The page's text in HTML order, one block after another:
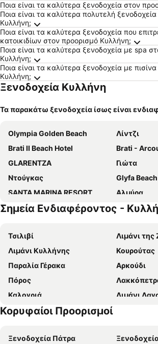
Ποια είναι τα καλύτερα ξενοδοχεία στον
Ποια είναι τα καλύτερα πολυτελή
Κυλλήνη;
Ποια είναι τα καλύτερα ξενοδοχεία που
κατοικιδίων στον προορισμό Κυλλήνη;
Ποια είναι τα καλύτερα ξενοδοχεία με spa
Κυλλήνη;
Ποια είναι τα καλύτερα ξενοδοχεία με
Κυλλήνη;
Ξενοδοχεία Κυλλήνη
Τα παρακάτω ξενοδοχεία ίσως είναι
Olympia Golden Beach
Λίντζι
Brati II Beach Hotel
Brati -
GLARENTZA
Γιώτα
Ντούγκας
Glyfa Beach
SANTA MARINA RESORT
Αλμύρα
Royal Club Hotel - Aqua Poolside Bliss
Ηλέας
George
ΑΓΝΑΝΤΙΟ
Hotel Taxiarhis
Σημεία Ενδιαφέροντος -
Τσιλιβί
Λιμάνι
Λιμάνι Κυλλήνης
Κουρούτας
Παραλία Γέρακα
Αρκούδι
Πόρος
Καλογριά
Λιμάνι
Γλύφα
Παραλία των Θινών
Αλυκές
Κορυφαίοι Προορισμοί
Ξενοδοχεία Πάτρα